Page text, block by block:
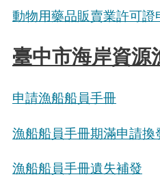
動物用藥品販賣業許可證
臺中市海岸資源
申請漁船船員手冊
漁船船員手冊期滿申請換
漁船船員手冊遺失補發